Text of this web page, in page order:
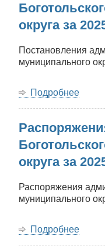
за
год
округа за
Постановления
муниципального
Подробнее
за
год
округа за
Распоряжения
муниципального
Подробнее